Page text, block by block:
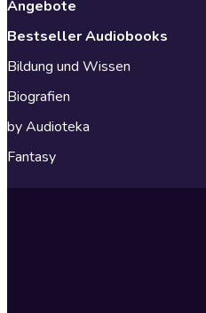
Angebote
Bestseller Audiobooks
Bildung und Wissen
Biografien
by Audioteka
Fantasy